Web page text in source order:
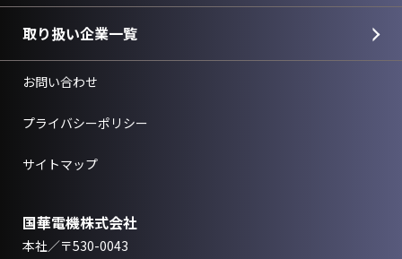
取り扱い企業一覧
お問い合わせ
プライバシーポリシー
サイトマップ
国華電機株式会社
本社／〒530-0043